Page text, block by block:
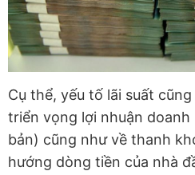
Cụ thể, yếu tố lãi suất
triển vọng lợi nhuận
bản) cũng như về thanh
hướng dòng tiền của nhà